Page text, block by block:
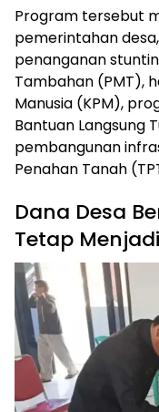
Program tersebut
pemerintahan
penanganan
Tambahan (PMT),
Manusia (KPM),
Bantuan Langsung
pembangunan
Penahan Tanah
Dana Desa
Tetap